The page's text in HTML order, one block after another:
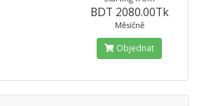
BDT 2080.00Tk
Měsíčně
Objednat